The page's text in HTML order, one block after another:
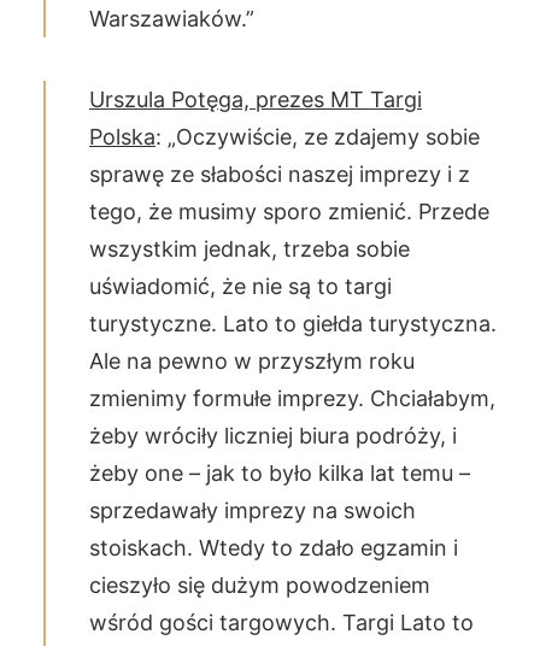
Warszawiaków.”
Urszula Potęga, prezes MT Targi
Polska: „Oczywiście, ze zdajemy sobie
sprawę ze słabości naszej imprezy i z
tego, że musimy sporo zmienić. Przede
wszystkim jednak, trzeba sobie
uświadomić, że nie są to targi
turystyczne. Lato to giełda turystyczna.
Ale na pewno w przyszłym roku
zmienimy formułe imprezy. Chciałabym,
żeby wróciły liczniej biura podróży, i
żeby one – jak to było kilka lat temu –
sprzedawały imprezy na swoich
stoiskach. Wtedy to zdało egzamin i
cieszyło się dużym powodzeniem
wśród gości targowych. Targi Lato to